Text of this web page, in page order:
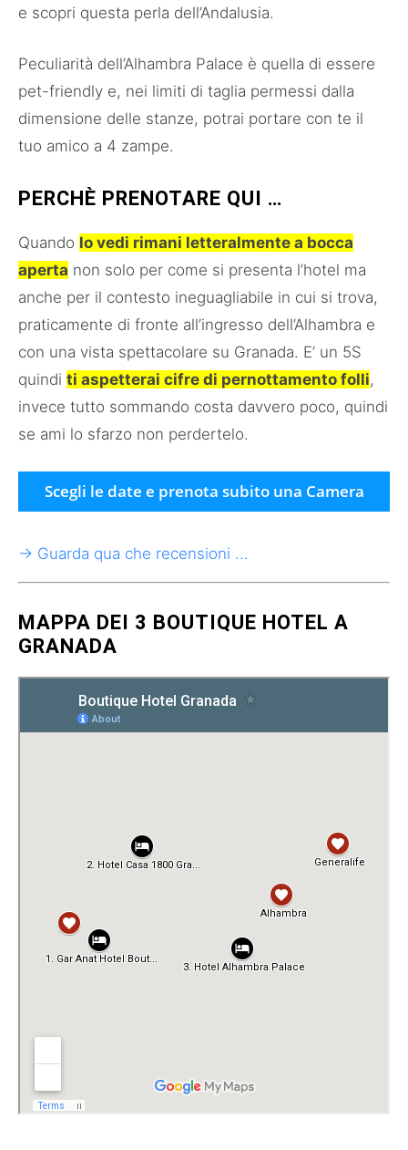
e scopri questa perla dell’Andalusia.
Peculiarità dell’Alhambra Palace è quella di essere
pet-friendly e, nei limiti di taglia permessi dalla
dimensione delle stanze, potrai portare con te il
tuo amico a 4 zampe.
PERCHÈ PRENOTARE QUI …
Quando lo vedi rimani letteralmente a bocca
aperta non solo per come si presenta l’hotel ma
anche per il contesto ineguagliabile in cui si trova,
praticamente di fronte all’ingresso dell’Alhambra e
con una vista spettacolare su Granada. E’ un 5S
quindi ti aspetterai cifre di pernottamento folli,
invece tutto sommando costa davvero poco, quindi
se ami lo sfarzo non perdertelo.
Scegli le date e prenota subito una Camera
→ Guarda qua che recensioni ...
MAPPA DEI 3 BOUTIQUE HOTEL A
GRANADA